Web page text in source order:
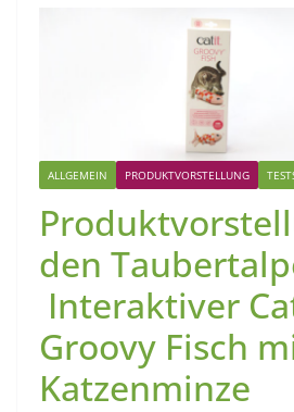
ALLGEMEIN PRODUKTVORSTELLUNG
den
Interaktiver
Groovy Fisch
Katzenminze